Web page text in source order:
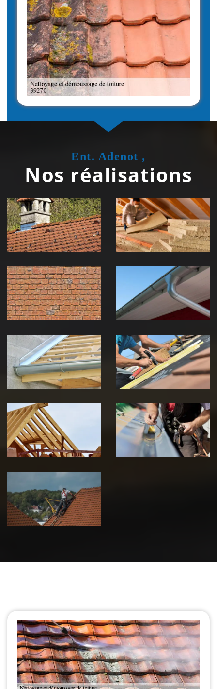
Ent. Adenot ,
Nos réalisations
Couvreur
zingueur 39
Jura
Isolation de
toiture 39
Jura
démoussage de
toiture 39
Jura
pose de
gouttière 39
Jura
Pose de
Chéneau 39
Jura
Réparation de
toiture 39
Jura
Traitement de
charpente 39
Jura
Travaux de
zinguerie 39
Jura
Urgence fuite
de toiture 39
Jura